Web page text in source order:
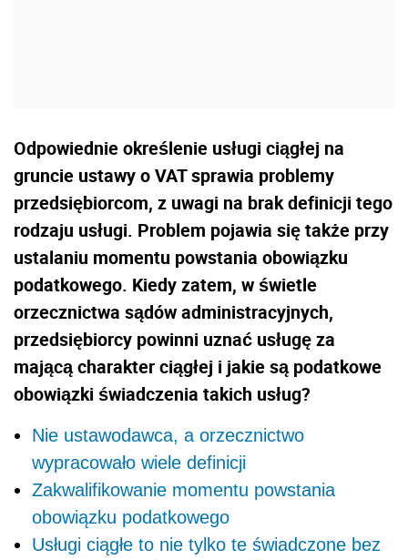
Odpowiednie określenie usługi ciągłej na
gruncie ustawy o VAT sprawia problemy
przedsiębiorcom, z uwagi na brak definicji tego
rodzaju usługi. Problem pojawia się także przy
ustalaniu momentu powstania obowiązku
podatkowego. Kiedy zatem, w świetle
orzecznictwa sądów administracyjnych,
przedsiębiorcy powinni uznać usługę za
mającą charakter ciągłej i jakie są podatkowe
obowiązki świadczenia takich usług?
Nie ustawodawca, a orzecznictwo
wypracowało wiele definicji
Zakwalifikowanie momentu powstania
obowiązku podatkowego
Usługi ciągłe to nie tylko te świadczone bez